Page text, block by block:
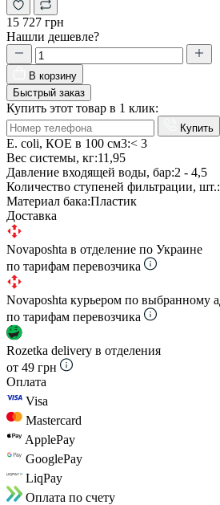
15 727 грн
Нашли дешевле?
В корзину
Быстрый заказ
Купить этот товар в 1 клик:
Купить
E. coli, КОЕ в 100 см3:< 3
Вес системы, кг:11,95
Давление входящей воды, бар:2 - 4,5
Количество ступеней фильтрации, шт.:
Материал бака:Пластик
Доставка
Novaposhta в отделение по Украине
по тарифам перевозчика
Novaposhta курьером по выбранному
по тарифам перевозчика
Rozetka delivery в отделения
от 49 грн
Оплата
Visa
Mastercard
ApplePay
GooglePay
LiqPay
Оплата по счету